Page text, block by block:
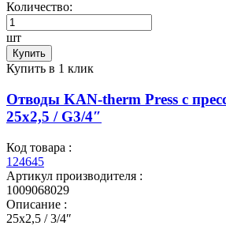
Количество:
шт
Купить
Купить в 1 клик
Отводы KAN-therm Press с
25x2,5 / G3/4″
Код товара :
124645
Артикул производителя :
1009068029
Описание :
25x2,5 / 3/4″